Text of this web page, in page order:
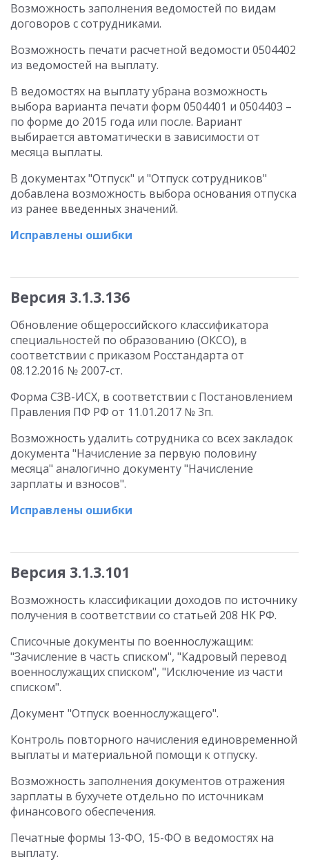
Возможность заполнения ведомостей по видам
договоров с сотрудниками.
Возможность печати расчетной ведомости 0504402
из ведомостей на выплату.
В ведомостях на выплату убрана возможность
выбора варианта печати форм 0504401 и 0504403 –
по форме до 2015 года или после. Вариант
выбирается автоматически в зависимости от
месяца выплаты.
В документах "Отпуск" и "Отпуск сотрудников"
добавлена возможность выбора основания отпуска
из ранее введенных значений.
Исправлены ошибки
Версия 3.1.3.136
Обновление общероссийского классификатора
специальностей по образованию (ОКСО), в
соответствии с приказом Росстандарта от
08.12.2016 № 2007-ст.
Форма СЗВ-ИСХ, в соответствии с Постановлением
Правления ПФ РФ от 11.01.2017 № 3п.
Возможность удалить сотрудника со всех закладок
документа "Начисление за первую половину
месяца" аналогично документу "Начисление
зарплаты и взносов".
Исправлены ошибки
Версия 3.1.3.101
Возможность классификации доходов по источнику
получения в соответствии со статьей 208 НК РФ.
Списочные документы по военнослужащим:
"Зачисление в часть списком", "Кадровый перевод
военнослужащих списком", "Исключение из части
списком".
Документ "Отпуск военнослужащего".
Контроль повторного начисления единовременной
выплаты и материальной помощи к отпуску.
Возможность заполнения документов отражения
зарплаты в бухучете отдельно по источникам
финансового обеспечения.
Печатные формы 13-ФО, 15-ФО в ведомостях на
выплату.